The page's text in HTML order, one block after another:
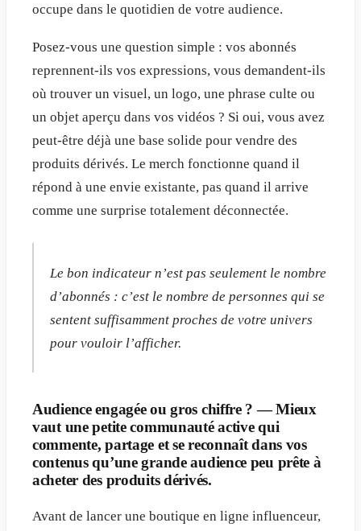
occupe dans le quotidien de votre audience.
Posez-vous une question simple : vos abonnés
reprennent-ils vos expressions, vous demandent-ils
où trouver un visuel, un logo, une phrase culte ou
un objet aperçu dans vos vidéos ? Si oui, vous avez
peut-être déjà une base solide pour vendre des
produits dérivés. Le merch fonctionne quand il
répond à une envie existante, pas quand il arrive
comme une surprise totalement déconnectée.
Le bon indicateur n’est pas seulement le nombre
d’abonnés : c’est le nombre de personnes qui se
sentent suffisamment proches de votre univers
pour vouloir l’afficher.
Audience engagée ou gros chiffre ? — Mieux
vaut une petite communauté active qui
commente, partage et se reconnaît dans vos
contenus qu’une grande audience peu prête à
acheter des produits dérivés.
Avant de lancer une boutique en ligne influenceur,